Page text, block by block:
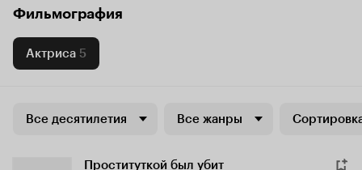
Фильмография
Актриса 5
Все десятилетия Все жанры
Проституткой был убит